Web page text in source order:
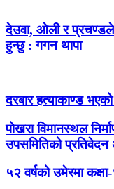
देउवा, ओली र प्रचण्डले
हुन्छु : गगन थापा
दरबार हत्याकाण्ड
पोखरा विमानस्थल
उपसमितिको प्रतिवेदन
५२ वर्षको उमेरमा